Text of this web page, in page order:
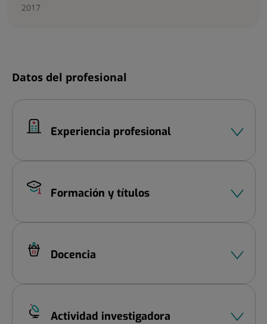
2017
Datos del profesional
Experiencia profesional
Formación y títulos
Docencia
Actividad investigadora